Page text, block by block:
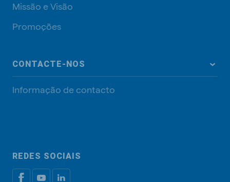
Missão e Visão
Promoções
CONTACTE-NOS
Informação de contacto
REDES SOCIAIS